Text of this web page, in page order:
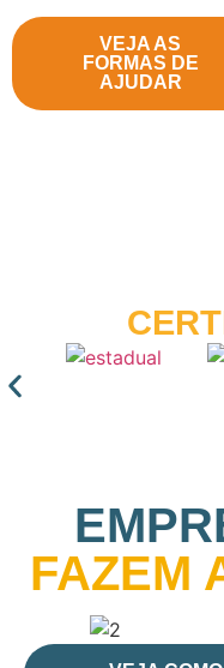
VEJA AS
FORMAS DE
AJUDAR
FAZEM